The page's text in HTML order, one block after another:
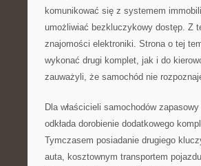
komunikować się z systemem
umożliwiać bezkluczykowy dostęp. Z
znajomości elektroniki. Strona o tej
wykonać drugi komplet, jak i do
zauważyli, że samochód nie
Dla właścicieli samochodów
odkłada dorobienie dodatkowego
Tymczasem posiadanie drugiego
auta, kosztownym transportem